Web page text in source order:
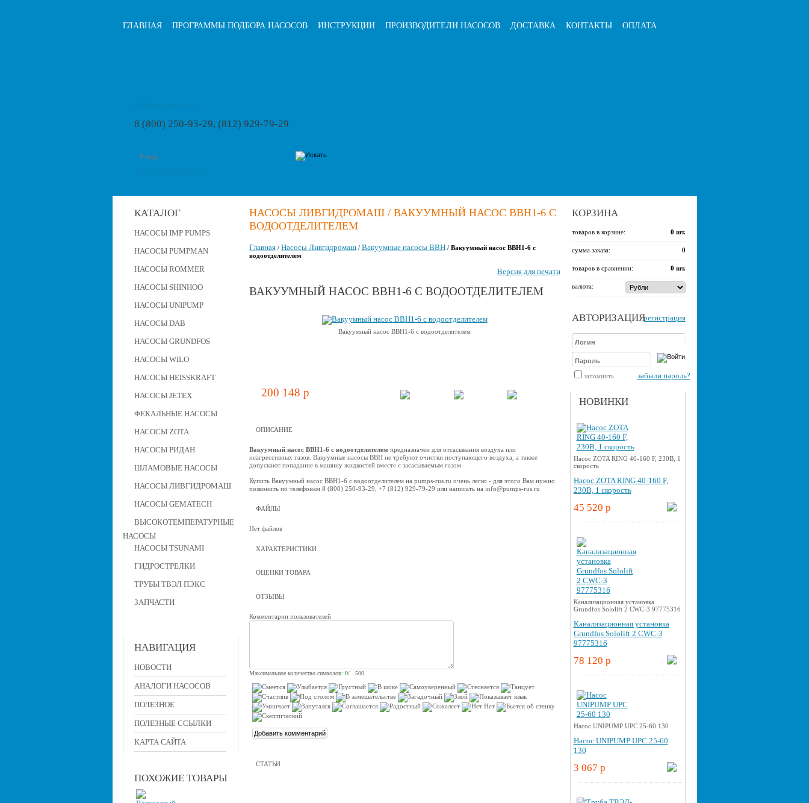
ГЛАВНАЯ ПРОГРАММЫ ПОДБОРА НАСОСОВ ИНСТРУКЦИИ ПРОИЗВОДИТЕЛИ НАСОСОВ ДОСТАВКА КОНТАКТЫ ОПЛАТА
8 (800) 250-93-29, (812) 929-79-29
КАТАЛОГ
НАСОСЫ IMP PUMPS
НАСОСЫ PUMPMAN
НАСОСЫ ROMMER
НАСОСЫ SHINHOO
НАСОСЫ UNIPUMP
НАСОСЫ DAB
НАСОСЫ GRUNDFOS
НАСОСЫ WILO
НАСОСЫ HEISSKRAFT
НАСОСЫ JETEX
ФЕКАЛЬНЫЕ НАСОСЫ
НАСОСЫ ZOTA
НАСОСЫ РИДАН
ШЛАМОВЫЕ НАСОСЫ
НАСОСЫ ЛИВГИДРОМАШ
НАСОСЫ GEMATECH
ВЫСОКОТЕМПЕРАТУРНЫЕ
НАСОСЫ
НАСОСЫ TSUNAMI
ГИДРОСТРЕЛКИ
ТРУБЫ ТВЭЛ ПЭКС
ЗАПЧАСТИ
НАВИГАЦИЯ
НОВОСТИ
АНАЛОГИ НАСОСОВ
ПОЛЕЗНОЕ
ПОЛЕЗНЫЕ ССЫЛКИ
КАРТА САЙТА
ПОХОЖИЕ ТОВАРЫ
КОРЗИНА
товаров в корзине: 0 шт.
сумма заказа: 0
товаров в сравнении: 0 шт.
валюта:
АВТОРИЗАЦИЯрегистрация
запомнить забыли пароль?
НОВИНКИ
Насос ZOTA RING 40-160 F, 230В, 1
скорость
Насос ZOTA RING 40-160 F,
230В, 1 скорость
45 520 p
Канализационная установка
Grundfos Sololift 2 CWC-3 97775316
Канализационная установка
Grundfos Sololift 2 CWC-3
97775316
78 120 p
Насос UNIPUMP UPС 25-60 130
Насос UNIPUMP UPС 25-60
130
3 067 p
НАСОСЫ ЛИВГИДРОМАШ / ВАКУУМНЫЙ НАСОС ВВН1-6 С
ВОДООТДЕЛИТЕЛЕМ
Главная/ Насосы Ливгидромаш/ Вакуумные насосы ВВН/ Вакуумный насос ВВН1-6 с
водоотделителем
Версия для печати
ВАКУУМНЫЙ НАСОС ВВН1-6 С ВОДООТДЕЛИТЕЛЕМ
Вакуумный насос ВВН1-6 с водоотделителем
200 148 p
ОПИСАНИЕ
Вакуумный насос ВВН1-6 с водоотделителем предназначен для отсасывания воздуха или
неагрессивных газов. Вакуумные насосы ВВН не требуют очистки поступающего воздуха, а также
допускают попадание в машину жидкостей вместе с засасываемым газом.
Купить Вакуумный насос ВВН1-6 с водоотделителем на pumps-rus.ru очень легко - для этого Вам нужно
позвонить по телефонам 8 (800) 250-93-29, +7 (812) 929-79-29 или написать на info@pumps-rus.ru
ФАЙЛЫ
Нет файлов
ХАРАКТЕРИСТИКИ
ОЦЕНКИ ТОВАРА
ОТЗЫВЫ
Комментарии пользователей
Максимальное количество символов: 0/ 500
СТАТЬИ